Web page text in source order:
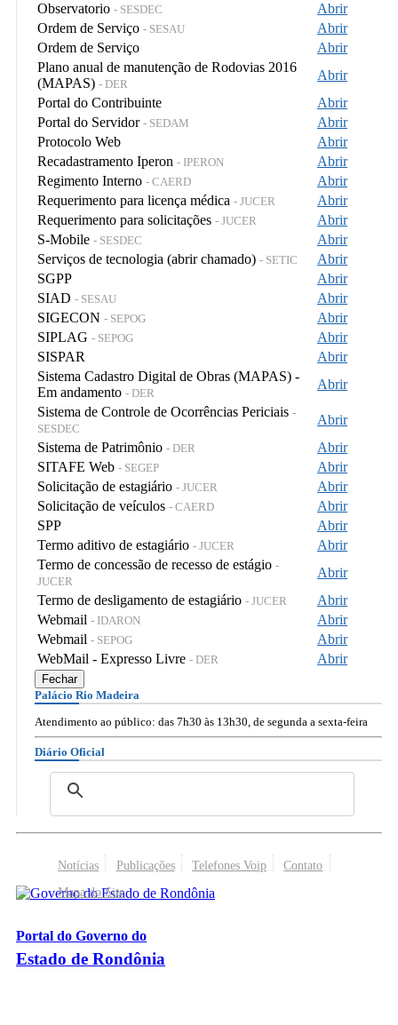
Observatorio - SESDEC
Abrir
Ordem de Serviço - SESAU
Abrir
Ordem de Serviço
Abrir
Plano anual de manutenção de Rodovias 2016
(MAPAS) - DER
Abrir
Portal do Contribuinte
Abrir
Portal do Servidor - SEDAM
Abrir
Protocolo Web
Abrir
Recadastramento Iperon - IPERON
Abrir
Regimento Interno - CAERD
Abrir
Requerimento para licença médica - JUCER
Abrir
Requerimento para solicitações - JUCER
Abrir
S-Mobile - SESDEC
Abrir
Serviços de tecnologia (abrir chamado) - SETIC
Abrir
SGPP
Abrir
SIAD - SESAU
Abrir
SIGECON - SEPOG
Abrir
SIPLAG - SEPOG
Abrir
SISPAR
Abrir
Sistema Cadastro Digital de Obras (MAPAS) -
Em andamento - DER
Abrir
Sistema de Controle de Ocorrências Periciais -
SESDEC
Abrir
Sistema de Patrimônio - DER
Abrir
SITAFE Web - SEGEP
Abrir
Solicitação de estagiário - JUCER
Abrir
Solicitação de veículos - CAERD
Abrir
SPP
Abrir
Termo aditivo de estagiário - JUCER
Abrir
Termo de concessão de recesso de estágio -
JUCER
Abrir
Termo de desligamento de estagiário - JUCER
Abrir
Webmail - IDARON
Abrir
Webmail - SEPOG
Abrir
WebMail - Expresso Livre - DER Abrir
Fechar
Palácio Rio Madeira
Atendimento ao público: das 7h30 às 13h30, de segunda a sexta-feira
Diário Oficial
Notícias Publicações Telefones Voip
Contato
Mapa do Site
Portal do Governo do
Estado de Rondônia